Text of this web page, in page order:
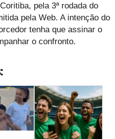
pela 3ª rodada do
pela Web. A intenção do
tenha que assinar o
o confronto.